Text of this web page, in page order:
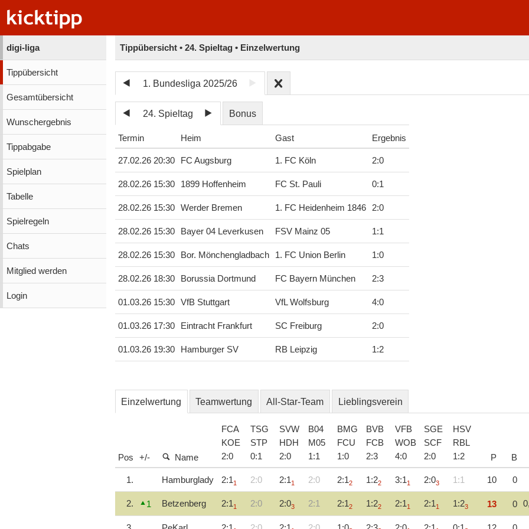
digi-liga
Tippübersicht
Gesamtübersicht
Wunschergebnis
Tippabgabe
Spielplan
Tabelle
Spielregeln
Chats
Mitglied werden
Login
Tippübersicht • 24. Spieltag • Einzelwertung
1. Bundesliga 2025/26
24. Spieltag Bonus
Termin Heim Gast Ergebnis
27.02.26 20:30 FC Augsburg 1. FC Köln 2:0
28.02.26 15:30 1899 Hoffenheim FC St. Pauli 0:1
28.02.26 15:30 Werder Bremen 1. FC Heidenheim 1846 2:0
28.02.26 15:30 Bayer 04 Leverkusen FSV Mainz 05 1:1
28.02.26 15:30 Bor. Mönchengladbach 1. FC Union Berlin 1:0
28.02.26 18:30 Borussia Dortmund FC Bayern München 2:3
01.03.26 15:30 VfB Stuttgart VfL Wolfsburg 4:0
01.03.26 17:30 Eintracht Frankfurt SC Freiburg 2:0
01.03.26 19:30 Hamburger SV RB Leipzig 1:2
Einzelwertung Teamwertung All-Star-Team Lieblingsverein
Pos +/- Name
FCA
KOE
2:0
TSG
STP
0:1
SVW
HDH
2:0
B04
M05
1:1
BMG
FCU
1:0
BVB
FCB
2:3
VFB
WOB
4:0
SGE
SCF
2:0
HSV
RBL
1:2 P B
1. Hamburglady 2:11 2:0 2:11 2:0 2:12 1:22 3:11 2:03 1:1 10 0
2. 1 Betzenberg 2:1 1 2:0 2:03 2:1 2:1 2 1:22 2:1 1 2:1 1 1:23 13 0